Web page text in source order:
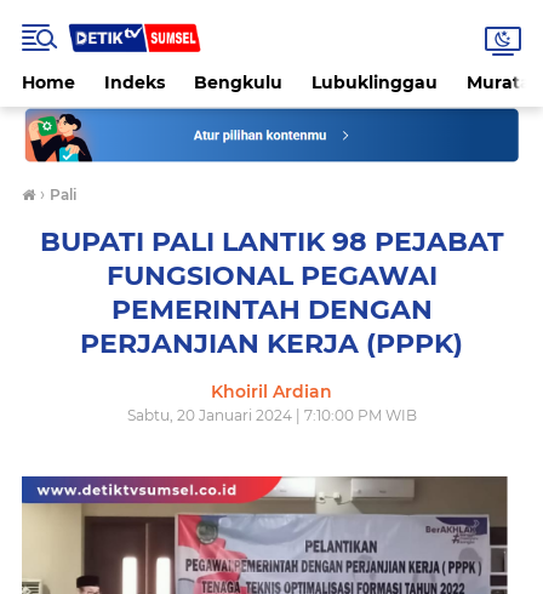
Home Indeks Bengkulu Lubuklinggau
› Pali
BUPATI PALI LANTIK 98 PEJABAT
FUNGSIONAL PEGAWAI
PEMERINTAH DENGAN
PERJANJIAN KERJA (PPPK)
Khoiril Ardian
Sabtu, 20 Januari 2024 | 7:10:00 PM WIB